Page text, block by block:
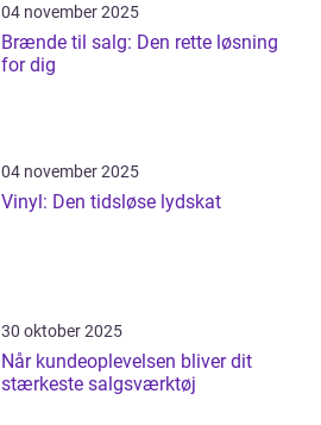
04 november 2025
Brænde til salg: Den rette løsning
for dig
04 november 2025
Vinyl: Den tidsløse lydskat
30 oktober 2025
Når kundeoplevelsen bliver dit
stærkeste salgsværktøj